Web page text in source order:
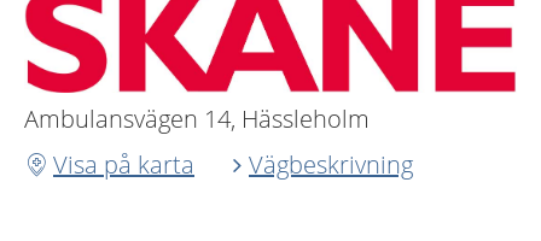
Ambulansvägen 14, Hässleholm
Visa på karta
Vägbeskrivning